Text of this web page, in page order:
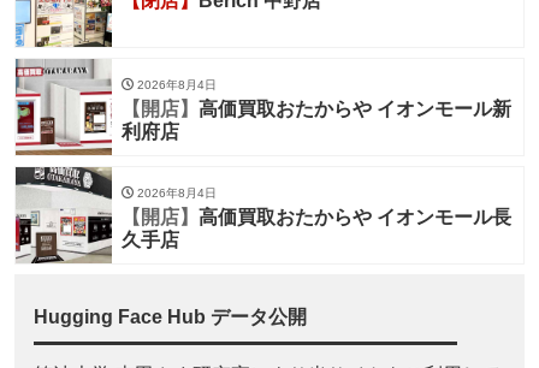
2026年8月4日
【開店】 高価買取おたからや イオンモール新
利府店
2026年8月4日
【開店】 高価買取おたからや イオンモール長
久手店
Hugging Face Hub データ公開